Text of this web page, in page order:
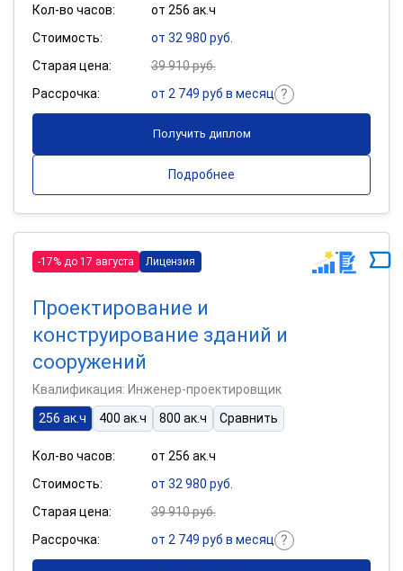
Кол-во часов:
от 256 ак.ч
Стоимость:
от 32 980 руб.
Старая цена:
39 910 руб.
Рассрочка:
от 2 749 руб в месяц
Получить диплом
Подробнее
-17% до 17 августа Лицензия
Проектирование и
конструирование зданий и
сооружений
Квалификация: Инженер-проектировщик
256 ак.ч
400 ак.ч 800 ак.ч Сравнить
Кол-во часов:
от 256 ак.ч
Стоимость:
от 32 980 руб.
Старая цена:
39 910 руб.
Рассрочка:
от 2 749 руб в месяц